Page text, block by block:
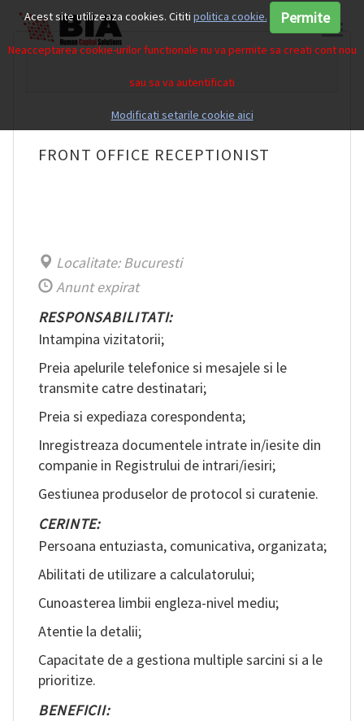
RO
FRONT OFFICE RECEPTIONIST
Localitate: Bucuresti
Anunt expirat
RESPONSABILITATI:
Intampina vizitatorii;
Preia apelurile telefonice si mesajele si le
transmite catre destinatari;
Preia si expediaza corespondenta;
Inregistreaza documentele intrate in/iesite din
companie in Registrului de intrari/iesiri;
Gestiunea produselor de protocol si curatenie.
CERINTE:
Persoana entuziasta, comunicativa, organizata;
Abilitati de utilizare a calculatorului;
Cunoasterea limbii engleza-nivel mediu;
Atentie la detalii;
Capacitate de a gestiona multiple sarcini si a le
prioritize.
BENEFICII:
Acest site utilizeaza cookies. Cititi politica cookie. Permite
Neacceptarea cookie-urilor functionale nu va permite sa creati cont nou
sau sa va autentificati
Modificati setarile cookie aici